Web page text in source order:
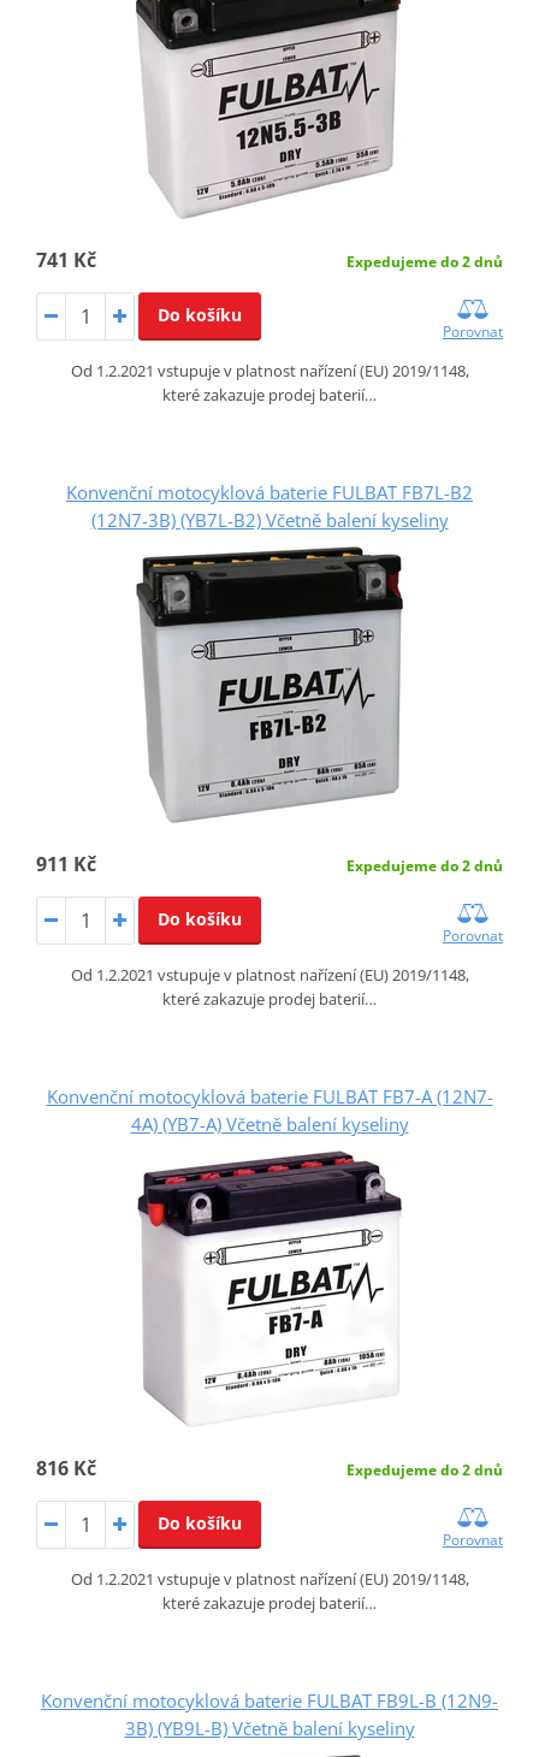
741 Kč Expedujeme do 2 dnů
Do košíku
Porovnat
Od 1.2.2021 vstupuje v platnost nařízení (EU) 2019/1148,
které zakazuje prodej baterií…
Konvenční motocyklová baterie FULBAT FB7L-B2
(12N7-3B) (YB7L-B2) Včetně balení kyseliny
911 Kč Expedujeme do 2 dnů
Do košíku
Porovnat
Od 1.2.2021 vstupuje v platnost nařízení (EU) 2019/1148,
které zakazuje prodej baterií…
Konvenční motocyklová baterie FULBAT FB7-A (12N7-
4A) (YB7-A) Včetně balení kyseliny
816 Kč Expedujeme do 2 dnů
Do košíku
Porovnat
Od 1.2.2021 vstupuje v platnost nařízení (EU) 2019/1148,
které zakazuje prodej baterií…
Konvenční motocyklová baterie FULBAT FB9L-B (12N9-
3B) (YB9L-B) Včetně balení kyseliny